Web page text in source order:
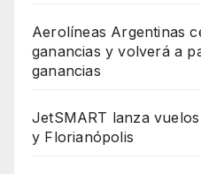
Aerolíneas Argentinas
ganancias y volverá a
ganancias
JetSMART lanza
y Florianópolis